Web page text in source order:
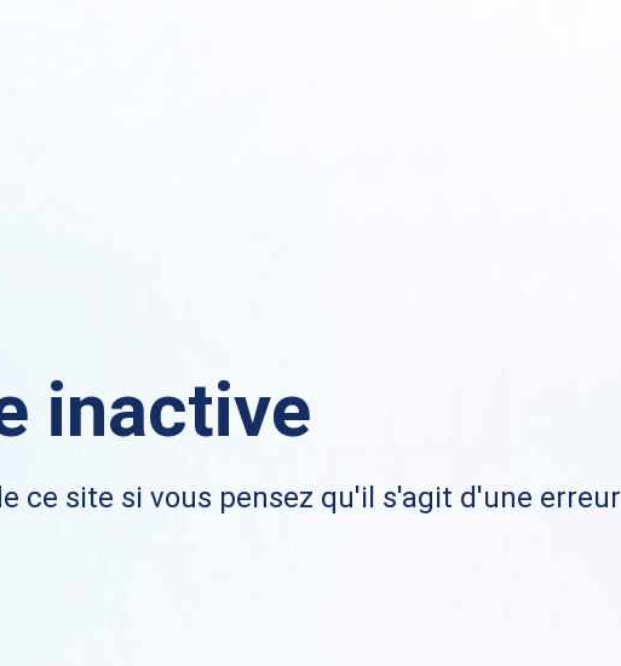
inactive
ce site si vous pensez qu'il s'agit d'une erreur